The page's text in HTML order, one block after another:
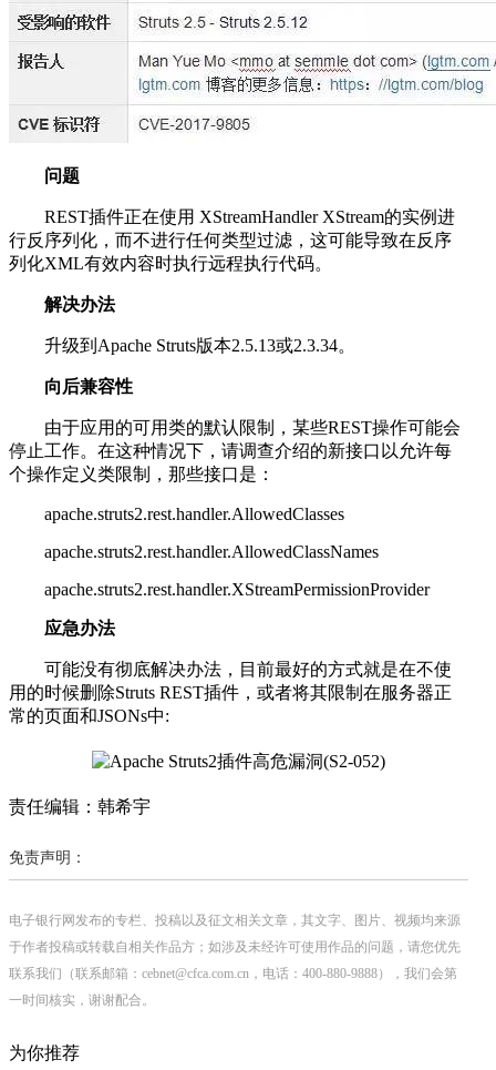
问题
REST插件正在使用 XStreamHandler XStream的实例进
行反序列化，而不进行任何类型过滤，这可能导致在反序
列化XML有效内容时执行远程执行代码。
解决办法
升级到Apache Struts版本2.5.13或2.3.34。
向后兼容性
由于应用的可用类的默认限制，某些REST操作可能会
停止工作。在这种情况下，请调查介绍的新接口以允许每
个操作定义类限制，那些接口是：
apache.struts2.rest.handler.AllowedClasses
apache.struts2.rest.handler.AllowedClassNames
apache.struts2.rest.handler.XStreamPermissionProvider
应急办法
可能没有彻底解决办法，目前最好的方式就是在不使
用的时候删除Struts REST插件，或者将其限制在服务器正
常的页面和JSONs中:
责任编辑：韩希宇
免责声明：
电子银行网发布的专栏、投稿以及征文相关文章，其文字、图片、视频均来源
于作者投稿或转载自相关作品方；如涉及未经许可使用作品的问题，请您优先
联系我们（联系邮箱：cebnet@cfca.com.cn，电话：400-880-9888），我们会第
一时间核实，谢谢配合。
为你推荐